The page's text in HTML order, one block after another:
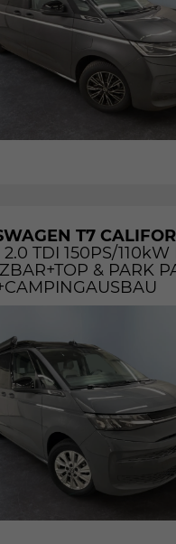
T7
TDI 150PS/
& PARK